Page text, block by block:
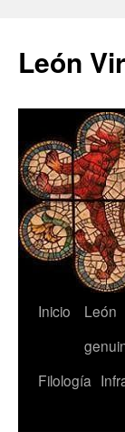
León
Saltar
contenido
Inicio
León
Filología